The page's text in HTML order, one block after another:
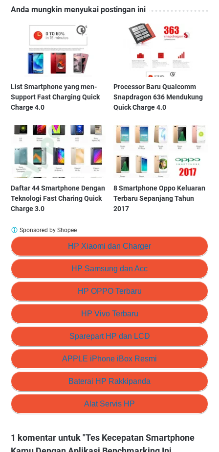
Anda mungkin menyukai postingan ini
List Smartphone yang men-
Support Fast Charging Quick
Charge 4.0
Processor Baru Qualcomm
Snapdragon 636 Mendukung
Quick Charge 4.0
Daftar 44 Smartphone Dengan
Teknologi Fast Charing Quick
Charge 3.0
8 Smartphone Oppo Keluaran
Terbaru Sepanjang Tahun
2017
HP Xiaomi dan Charger
HP Samsung dan Acc
HP OPPO Terbaru
HP Vivo Terbaru
Sparepart HP dan LCD
APPLE iPhone iBox Resmi
Baterai HP Rakkipanda
Alat Servis HP
Sponsored by Shopee
1 komentar untuk "Tes Kecepatan Smartphone